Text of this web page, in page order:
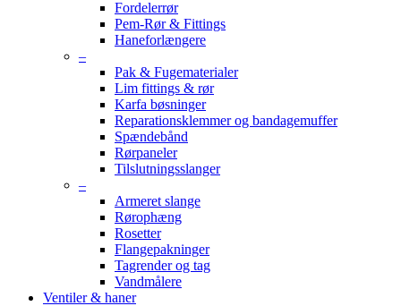
Fordelerrør
Pem-Rør & Fittings
Haneforlængere
–
Pak & Fugematerialer
Lim fittings & rør
Karfa bøsninger
Reparationsklemmer og bandagemuffer
Spændebånd
Rørpaneler
Tilslutningsslanger
–
Armeret slange
Rørophæng
Rosetter
Flangepakninger
Tagrender og tag
Vandmålere
Ventiler & haner